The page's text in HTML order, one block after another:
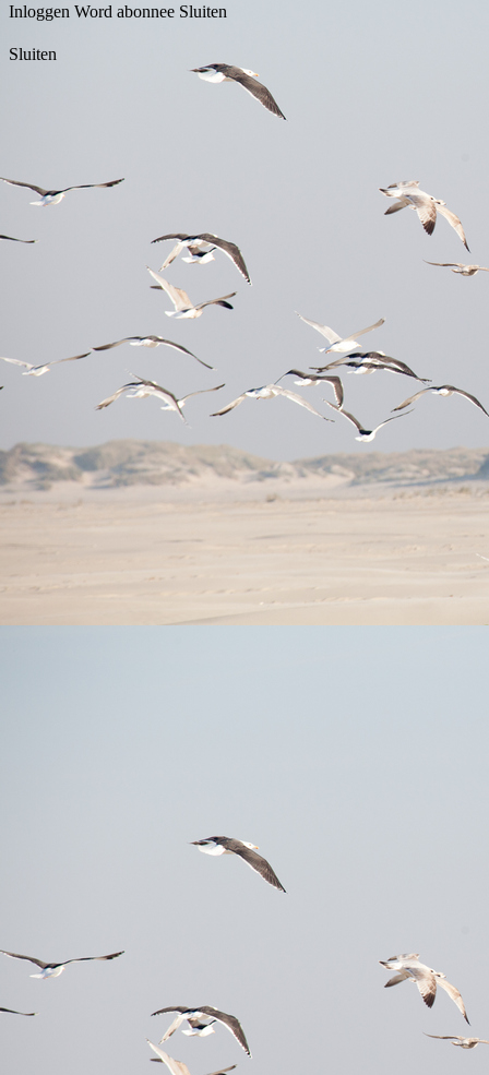
Inloggen Word abonnee Sluiten
Sluiten